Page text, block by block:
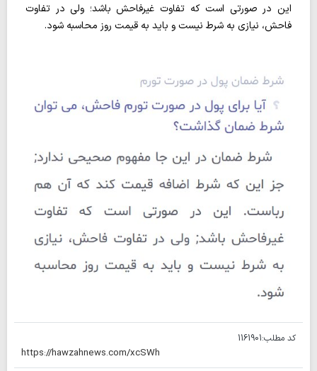
این در صورتی است که تفاوت غیرفاحش باشد؛ ولی در تفاوت
فاحش، نیازی به شرط نیست و باید به قیمت روز محاسبه شود.
کد مطلب:1161901